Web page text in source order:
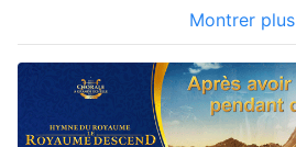
Montrer plus